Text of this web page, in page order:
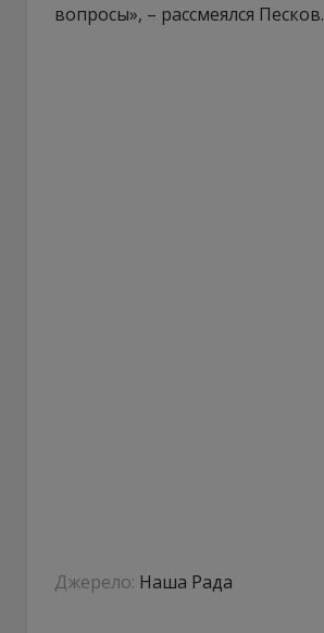
вопросы», – рассмеялся Песков.
Джерело: Наша Рада